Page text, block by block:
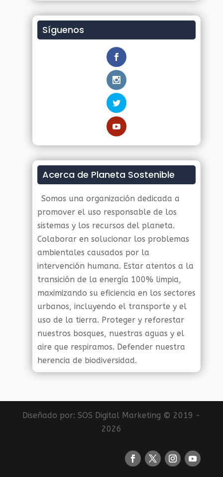
Síguenos
Acerca de Planeta Sostenible
Somos una organización dedicada a
promover el uso responsable de los
sistemas y los recursos del planeta.
Colaborar en solucionar los problemas
ambientales causados por la
intervención humana. Estar atentos a la
transición de la energía 100% limpia,
maximizando su eficiencia en los sectores
urbanos, incluyendo el transporte y el
uso de la tierra. Proteger y reforestar
nuestros bosques, nuestras aguas y el
aire que respiramos. Defender nuestra
herencia de biodiversidad.
Diseñado por:SOS Digital Marketing © 2019 -
2026